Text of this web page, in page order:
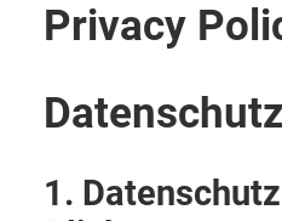
Privacy
1.